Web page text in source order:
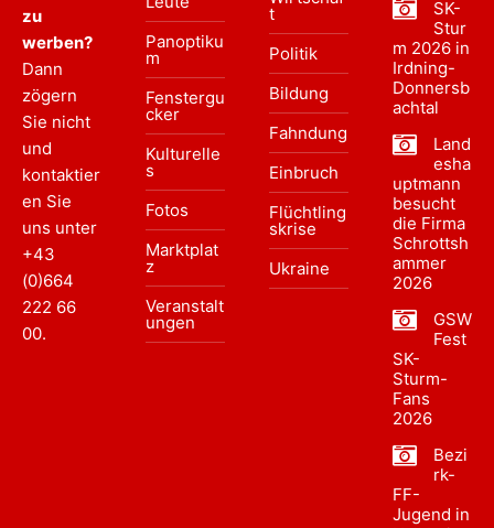
zu
werben?
Dann
zögern
Sie nicht
und
kontaktier
en Sie
uns unter
+43
(0)664
222 66
00.
Panoptiku
m
Fenstergu
cker
Kulturelle
s
Fotos
Marktplat
z
Veranstalt
ungen
t
Politik
Bildung
Fahndung
Einbruch
Flüchtling
skrise
Ukraine
SK-
Stur
m 2026 in
Irdning-
Donnersb
achtal
Land
esha
uptmann
besucht
die Firma
Schrottsh
ammer
2026
GSW
Fest
SK-
Sturm-
Fans
2026
Bezi
rk-
FF-
Jugend in